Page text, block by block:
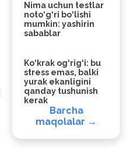
Nima uchun testlar
noto‘g‘ri bo‘lishi
mumkin: yashirin
sabablar
Ko‘krak og‘rig‘i: bu
stress emas, balki
yurak ekanligini
qanday tushunish
kerak
Barcha
maqolalar →